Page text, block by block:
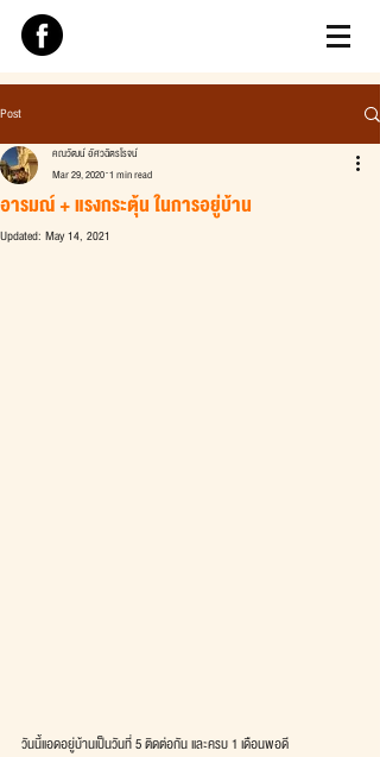
Post
อารมณ์ + แรงกระตุ้น ในการอยู่บ้าน
คณวัฒน์ อัศวฉัตรโรจน์
Mar 29, 2020 1 min read
Updated: May 14, 2021
วันนี้แอดอยู่บ้านเป็นวันที่ 5 ติดต่อกัน และครบ 1 เดือนพอดี